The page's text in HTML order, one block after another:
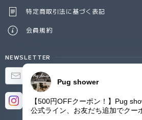
特定商取引法に基づく表記
会員規約
NEWSLETTER